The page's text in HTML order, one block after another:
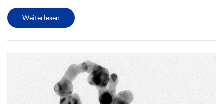
wichtige Gruppenmitglieder der Struktur intelligenter Materialien.
Sie...
Weiterlesen